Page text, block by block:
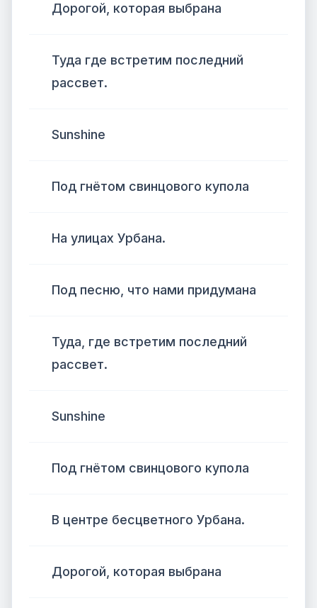
Дорогой, которая выбрана
Туда где встретим последний
рассвет.
Sunshine
Под гнётом свинцового купола
На улицах Урбана.
Под песню, что нами придумана
Туда, где встретим последний
рассвет.
Sunshine
Под гнётом свинцового купола
В центре бесцветного Урбана.
Дорогой, которая выбрана